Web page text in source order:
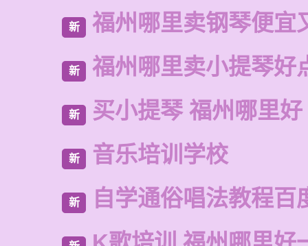
新 福州哪里卖钢琴便宜
新 福州哪里卖小提琴好
新 买小提琴 福州哪里好
新 音乐培训学校
新 自学通俗唱法教程百